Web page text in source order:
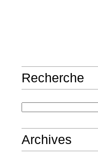
Recherche
Archives